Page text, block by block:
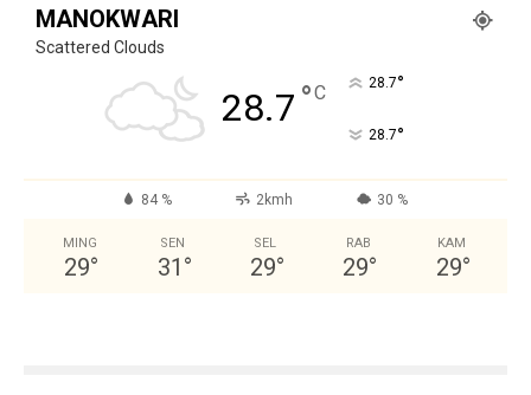
MANOKWARI
Scattered Clouds
28.7 °C 28.7°
28.7°
84 % 2kmh 30 %
MING
29°
SEN
31 °
SEL
29°
RAB
29°
KAM
29°